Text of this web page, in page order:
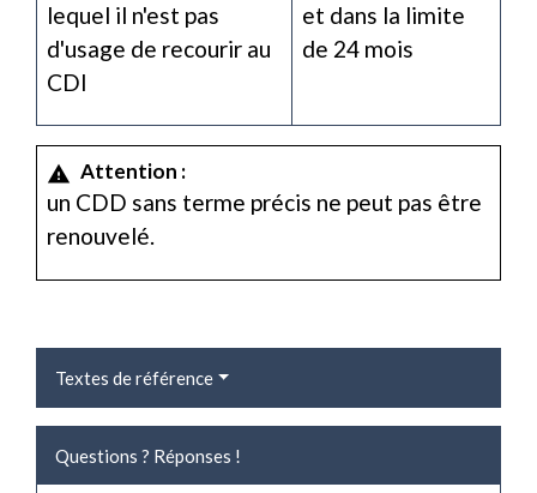
lequel il n'est pas
d'usage de recourir au
CDI
et dans la limite
de 24 mois
warning Attention :
un CDD sans terme précis ne peut pas être
renouvelé.
Textes de référence
Questions ? Réponses !